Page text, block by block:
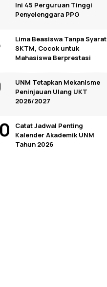
Ini 45 Perguruan Tinggi
Penyelenggara PPG
Lima Beasiswa Tanpa Syarat
SKTM, Cocok untuk
Mahasiswa Berprestasi
UNM Tetapkan Mekanisme
Peninjauan Ulang UKT
2026/2027
Catat Jadwal Penting
Kalender Akademik UNM
Tahun 2026